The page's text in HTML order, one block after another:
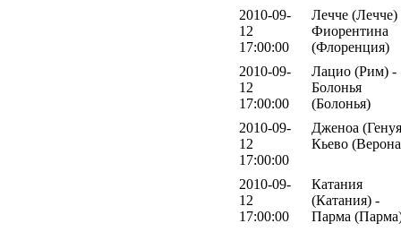
2010-09-
12
17:00:00
Лечче (Лечче)
Фиорентина
(Флоренция)
2010-09-
12
17:00:00
Лацио (Рим) -
Болонья
(Болонья)
2010-09-
12
17:00:00
Дженоа
Кьево
2010-09-
12
17:00:00
Катания
(Катания) -
Парма